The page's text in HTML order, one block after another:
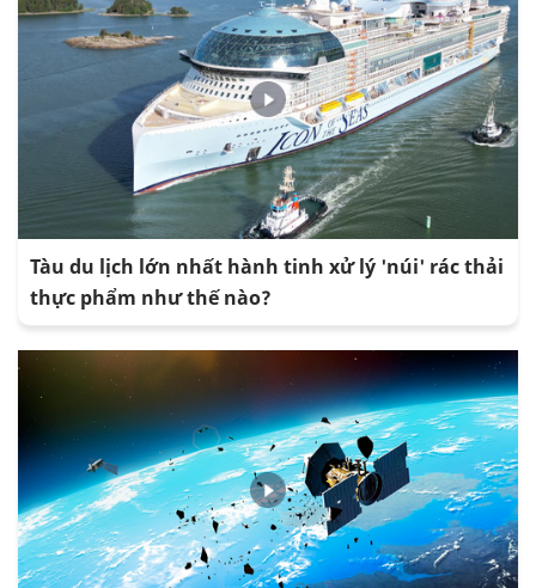
Tàu du lịch lớn nhất hành tinh xử lý 'núi' rác thải
thực phẩm như thế nào?